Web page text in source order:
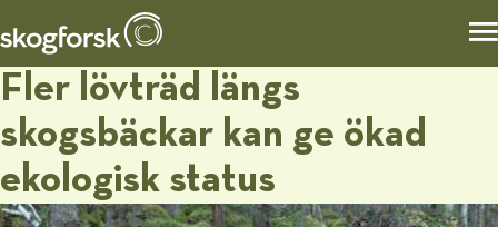
Fler lövträd längs
skogsbäckar kan ge ökad
ekologisk status